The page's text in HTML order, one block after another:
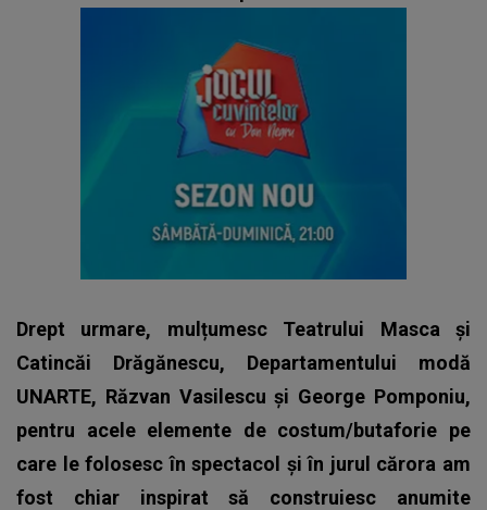
Drept urmare, mulțumesc Teatrului Masca și
Catincăi Drăgănescu, Departamentului modă
UNARTE, Răzvan Vasilescu și George Pomponiu,
pentru acele elemente de costum/butaforie pe
care le folosesc în spectacol și în jurul cărora am
fost chiar inspirat să construiesc anumite